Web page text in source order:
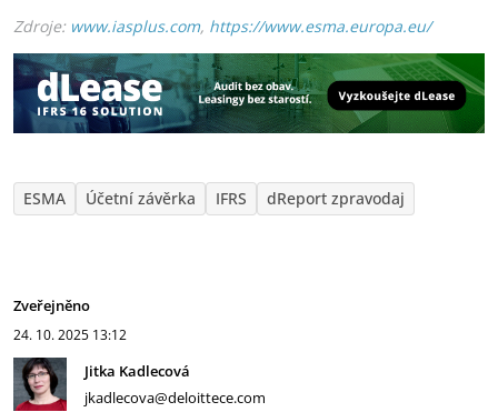
Zdroje: www.iasplus.com, https://www.esma.europa.eu/
ESMA Účetní závěrka IFRS dReport zpravodaj
Zveřejněno
24. 10. 2025 13:12
Jitka Kadlecová
jkadlecova@deloittece.com